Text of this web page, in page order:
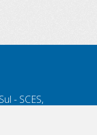
- SCES,